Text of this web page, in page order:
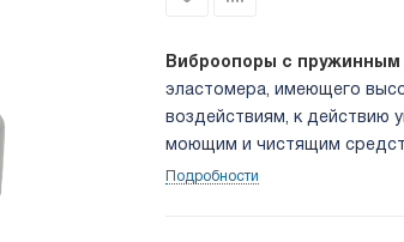
Виброопоры с
эластомера, имеющего
воздействиям, к действию
моющим и чистящим
также спиртам, химическим
Подробности